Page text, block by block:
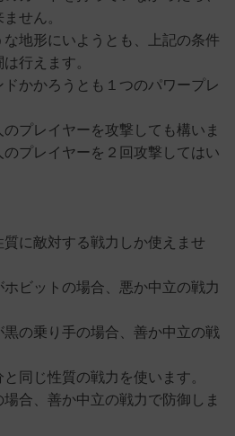
せん。
にいようとも、上記の条件
行えます。
ろうとも１つのパワープレ
イヤーを攻撃しても構いま
プレイヤーを２回攻撃してはい
に敵対する戦力しか使えませ
ットの場合、悪か中立の戦力
の乗り手の場合、善か中立の戦
じ性質の戦力を使います。
、善か中立の戦力で防御しま